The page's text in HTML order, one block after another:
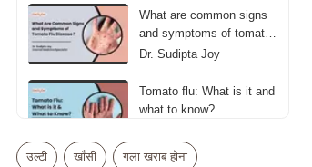
What are common signs
and symptoms of tomato
flu disease?
Dr. Sudipta Joy
Tomato flu: What is it and
what to know?
उल्टी खाँसी गला खराब होना